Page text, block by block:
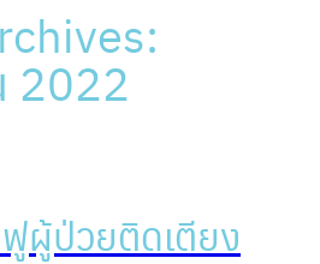
2022
ผู้ป่วยติดเตียง